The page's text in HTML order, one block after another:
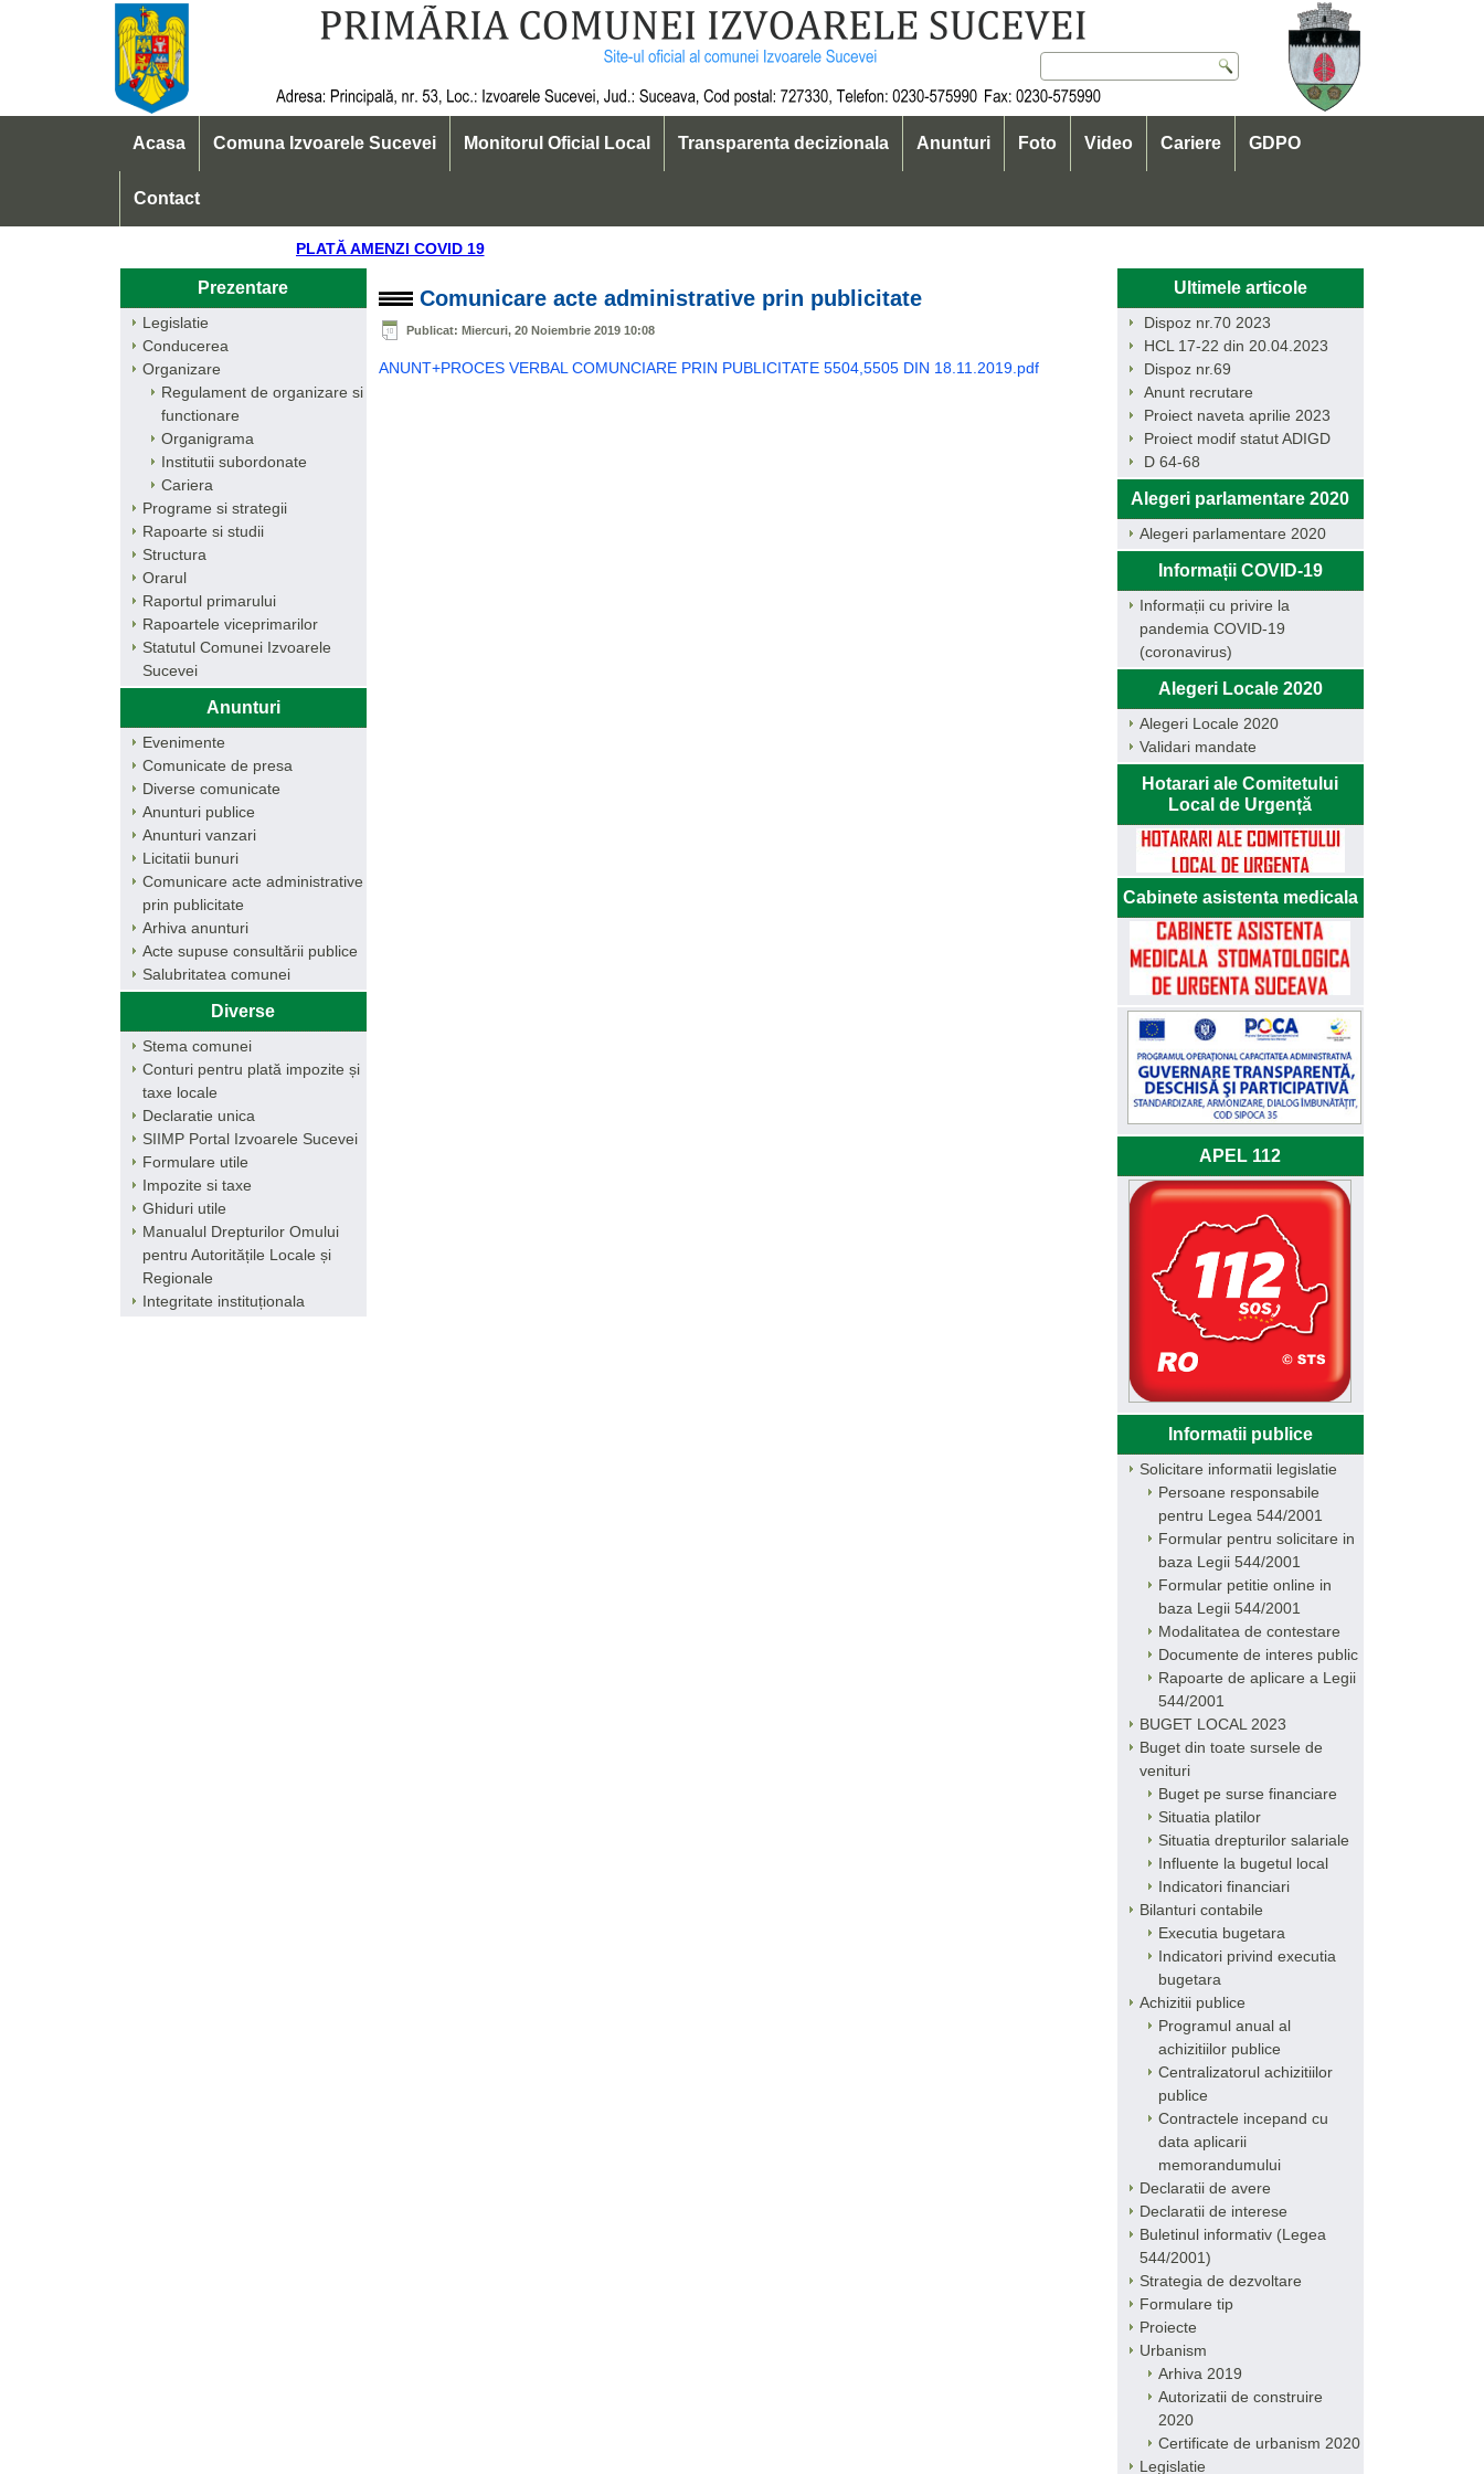
Acasa Comuna Izvoarele Sucevei Monitorul Oficial Local Transparenta decizionala Anunturi Foto Video Cariere GDPO
Contact
PLATĂ AMENZI COVID 19
Prezentare
Legislatie
Conducerea
Organizare
Regulament de organizare si
functionare
Organigrama
Institutii subordonate
Cariera
Programe si strategii
Rapoarte si studii
Structura
Orarul
Raportul primarului
Rapoartele viceprimarilor
Statutul Comunei Izvoarele
Sucevei
Anunturi
Evenimente
Comunicate de presa
Diverse comunicate
Anunturi publice
Anunturi vanzari
Licitatii bunuri
Comunicare acte administrative
prin publicitate
Arhiva anunturi
Acte supuse consultării publice
Salubritatea comunei
Diverse
Stema comunei
Conturi pentru plată impozite și
taxe locale
Declaratie unica
SIIMP Portal Izvoarele Sucevei
Formulare utile
Impozite si taxe
Ghiduri utile
Manualul Drepturilor Omului
pentru Autoritățile Locale și
Regionale
Integritate instituționala
Comunicare acte administrative prin publicitate
Publicat: Miercuri, 20 Noiembrie 2019 10:08
ANUNT+PROCES VERBAL COMUNCIARE PRIN PUBLICITATE 5504,5505 DIN 18.11.2019.pdf
Ultimele articole
Dispoz nr.70 2023
HCL 17-22 din 20.04.2023
Dispoz nr.69
Anunt recrutare
Proiect naveta aprilie 2023
Proiect modif statut ADIGD
D 64-68
Alegeri parlamentare 2020
Alegeri parlamentare 2020
Informații COVID-19
Informații cu privire la
pandemia COVID-19
(coronavirus)
Alegeri Locale 2020
Alegeri Locale 2020
Validari mandate
Hotarari ale Comitetului
Local de Urgență
Cabinete asistenta medicala
APEL 112
Informatii publice
Solicitare informatii legislatie
Persoane responsabile
pentru Legea 544/2001
Formular pentru solicitare in
baza Legii 544/2001
Formular petitie online in
baza Legii 544/2001
Modalitatea de contestare
Documente de interes public
Rapoarte de aplicare a Legii
544/2001
BUGET LOCAL 2023
Buget din toate sursele de
venituri
Buget pe surse financiare
Situatia platilor
Situatia drepturilor salariale
Influente la bugetul local
Indicatori financiari
Bilanturi contabile
Executia bugetara
Indicatori privind executia
bugetara
Achizitii publice
Programul anual al
achizitiilor publice
Centralizatorul achizitiilor
publice
Contractele incepand cu
data aplicarii
memorandumului
Declaratii de avere
Declaratii de interese
Buletinul informativ (Legea
544/2001)
Strategia de dezvoltare
Formulare tip
Proiecte
Urbanism
Arhiva 2019
Autorizatii de construire
2020
Certificate de urbanism 2020
Legislatie